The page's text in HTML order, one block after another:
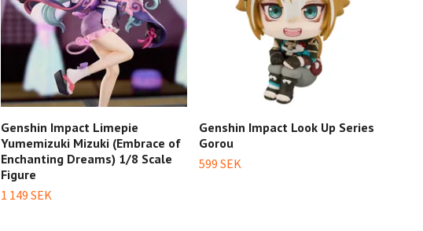
Genshin Impact Limepie
Yumemizuki Mizuki (Embrace of
Enchanting Dreams) 1/8 Scale
Figure
1 149 SEK
Genshin Impact Look Up Series
Gorou
599 SEK